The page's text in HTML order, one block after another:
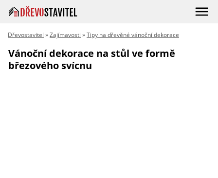
Dřevostavitel »Zajímavosti »Tipy na dřevěné vánoční dekorace
Vánoční dekorace na stůl ve formě
březového svícnu